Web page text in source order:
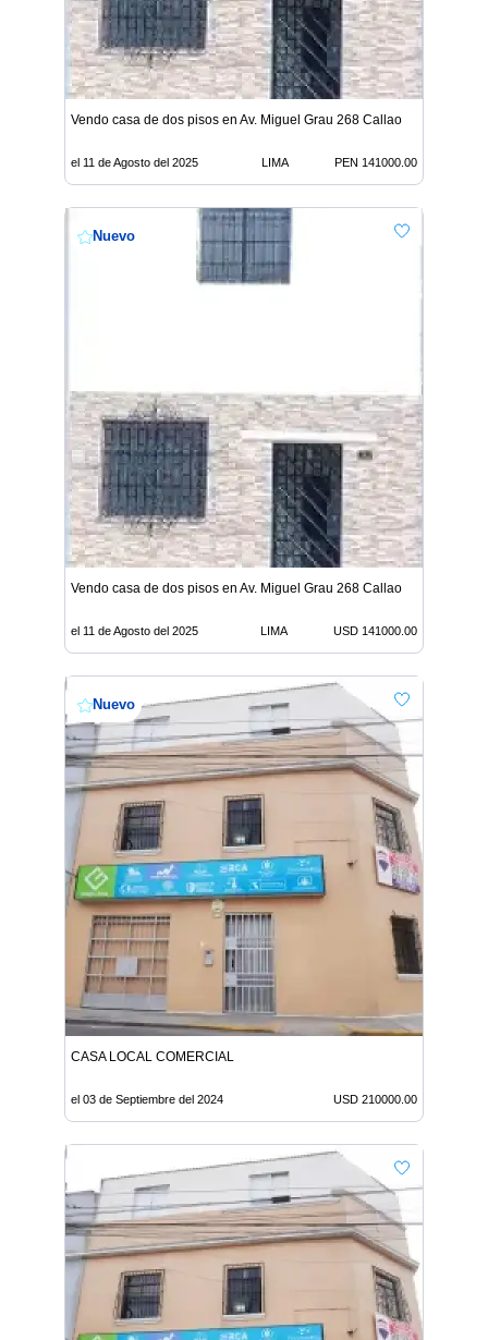
Vendo casa de dos pisos en Av. Miguel Grau 268 Callao
el 11 de Agosto del 2025 LIMA PEN 141000.00
Nuevo
Vendo casa de dos pisos en Av. Miguel Grau 268 Callao
el 11 de Agosto del 2025 LIMA USD 141000.00
Nuevo
CASA LOCAL COMERCIAL
el 03 de Septiembre del 2024 USD 210000.00